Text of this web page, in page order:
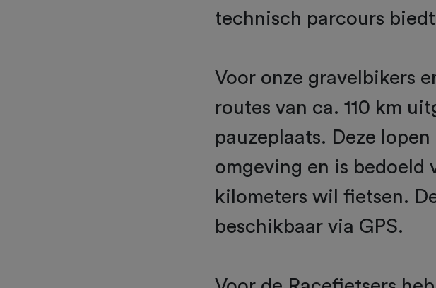
technisch parcours
Voor onze gravelbikers
routes van ca. 110 km
pauzeplaats. Deze
omgeving en is bedoeld
kilometers wil fietsen.
beschikbaar via GPS.